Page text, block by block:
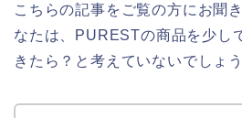
こちらの記事をご覧の方にお聞
なたは、PURESTの商品を少し
きたら？と考えていないでしょ